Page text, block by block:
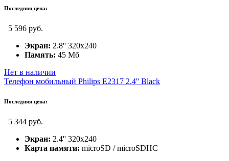
Последняя цена:
5 596 руб.
Экран: 2.8'' 320x240
Память: 45 Мб
Нет в наличии
Телефон мобильный Philips E2317 2.4'' Black
Последняя цена:
5 344 руб.
Экран: 2.4'' 320x240
Карта памяти: microSD / microSDHC